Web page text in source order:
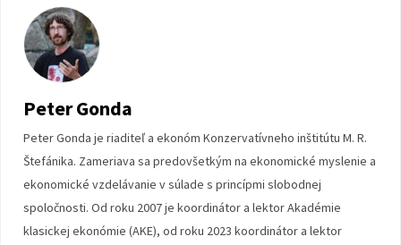
Peter Gonda
Peter Gonda je riaditeľ a ekonóm Konzervatívneho inštitútu M. R.
Štefánika. Zameriava sa predovšetkým na ekonomické myslenie a
ekonomické vzdelávanie v súlade s princípmi slobodnej
spoločnosti. Od roku 2007 je koordinátor a lektor Akadémie
klasickej ekonómie (AKE), od roku 2023 koordinátor a lektor